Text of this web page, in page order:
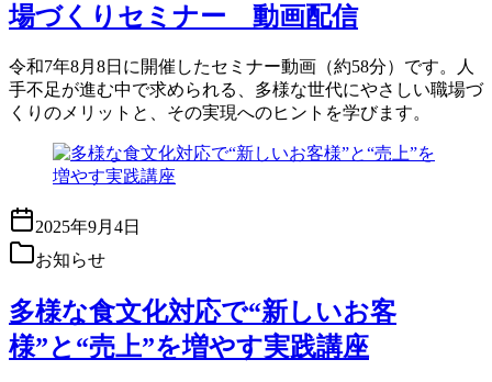
場づくりセミナー 動画配信
令和7年8月8日に開催したセミナー動画（約58分）です。人
手不足が進む中で求められる、多様な世代にやさしい職場づ
くりのメリットと、その実現へのヒントを学びます。
2025年9月4日
お知らせ
多様な食文化対応で“新しいお客
様”と“売上”を増やす実践講座